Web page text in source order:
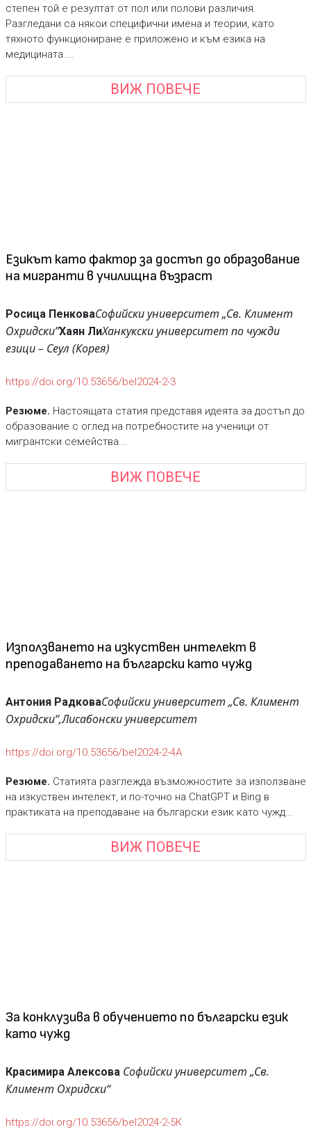
степен той е резултат от пол или полови различия.
Разгледани са някои специфични имена и теории, като
тяхното функциониране е приложено и към езика на
медицината....
ВИЖ ПОВЕЧЕ
Езикът като фактор за достъп до образование
на мигранти в училищна възраст
Росица ПенковаСофийски университет „Св. Климент
Охридски”Хаян ЛиХанкукски университет по чужди
езици – Сеул (Корея)
https://doi.org/10.53656/bel2024-2-3
Резюме. Настоящата статия представя идеята за достъп до
образование с оглед на потребностите на ученици от
мигрантски семейства...
ВИЖ ПОВЕЧЕ
Използването на изкуствен интелект в
преподаването на български като чужд
Антония РадковаСофийски университет „Св. Климент
Охридски“,Лисабонски университет
https://doi.org/10.53656/bel2024-2-4А
Резюме. Статията разглежда възможностите за използване
на изкуствен интелект, и по-точно на ChatGPT и Bing в
практиката на преподаване на български език като чужд...
ВИЖ ПОВЕЧЕ
За конклузива в обучението по български език
като чужд
Красимира Алексова Софийски университет „Св.
Климент Охридски“
https://doi.org/10.53656/bel2024-2-5К